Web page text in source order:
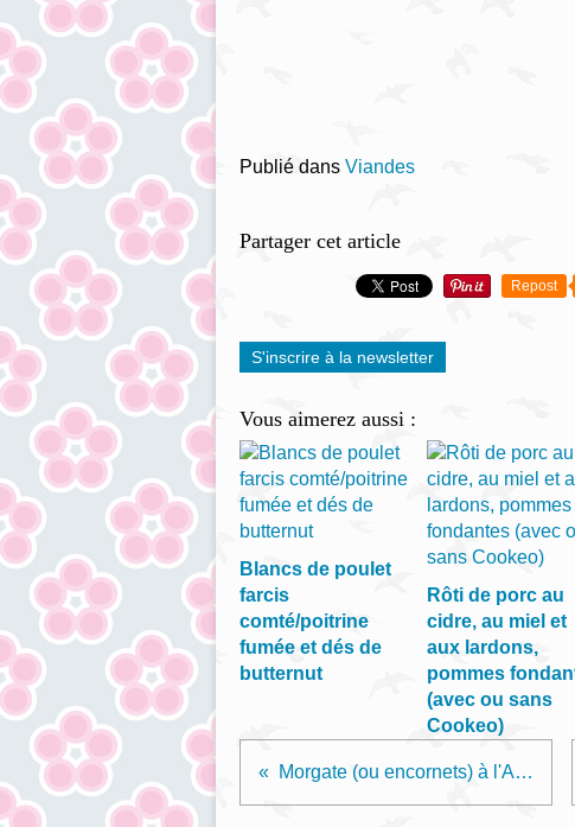
Publié dans Viandes
Partager cet article
Repost
S'inscrire à la newsletter
Vous aimerez aussi :
Blancs de poulet
farcis
comté/poitrine
fumée et dés de
butternut
Rôti de porc au
cidre, au miel et
aux lardons,
pommes
(avec ou sans
Cookeo)
Morgate (ou encornets) à l'Armoricaine